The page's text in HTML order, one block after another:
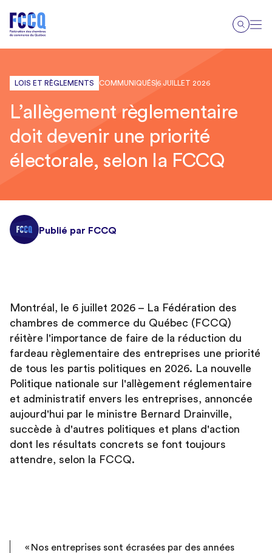
LOIS ET RÈGLEMENTS COMMUNIQUÉS 6 JUILLET 2026
L’allègement règlementaire
doit devenir une priorité
électorale, selon la FCCQ
Publié par FCCQ
Montréal, le 6 juillet 2026 – La Fédération des
chambres de commerce du Québec (FCCQ)
réitère l'importance de faire de la réduction du
fardeau règlementaire des entreprises une priorité
de tous les partis politiques en 2026. La nouvelle
Politique nationale sur l'allègement réglementaire
et administratif envers les entreprises, annoncée
aujourd'hui par le ministre Bernard Drainville,
succède à d'autres politiques et plans d'action
dont les résultats concrets se font toujours
attendre, selon la FCCQ.
« Nos entreprises sont écrasées par des années